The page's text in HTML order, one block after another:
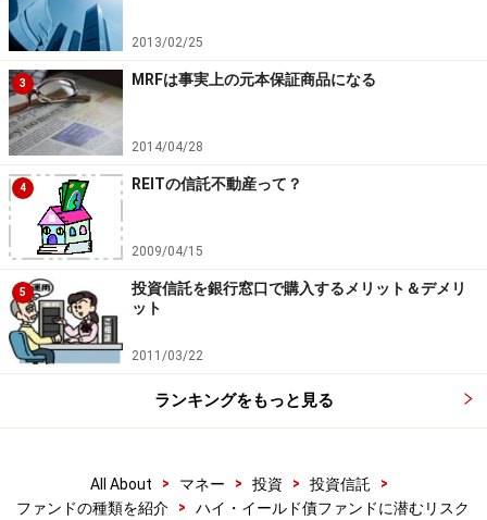
2013/02/25
3 MRFは事実上の元本保証商品になる
2014/04/28
4 REITの信託不動産って？
2009/04/15
5
投資信託を銀行窓口で購入するメリット＆デメリ
ット
2011/03/22
ランキングをもっと見る
All About > マネー > 投資 > 投資信託
>
ファンドの種類を紹介
> ハイ・イールド債ファンドに潜むリスク